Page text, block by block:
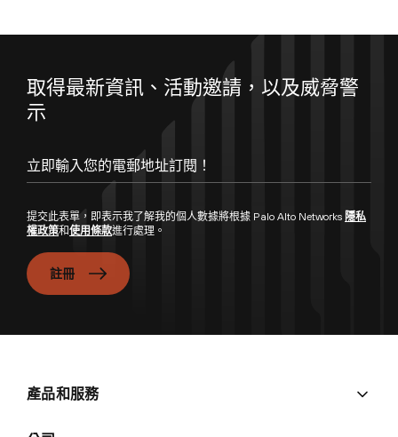
取得最新資訊、活動邀請，以及威脅警
示
提交此表單，即表示我了解我的個人數據將根據 Palo Alto Networks 隱私
權政策和使用條款進行處理。
註冊
產品和服務